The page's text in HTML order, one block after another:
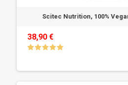
Scitec Nutrition, 100%
38,90 €